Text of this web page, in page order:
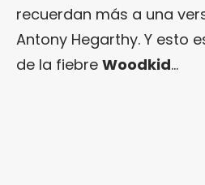
recuerdan más a una
Antony Hegarthy. Y esto
de la fiebre Woodkid…